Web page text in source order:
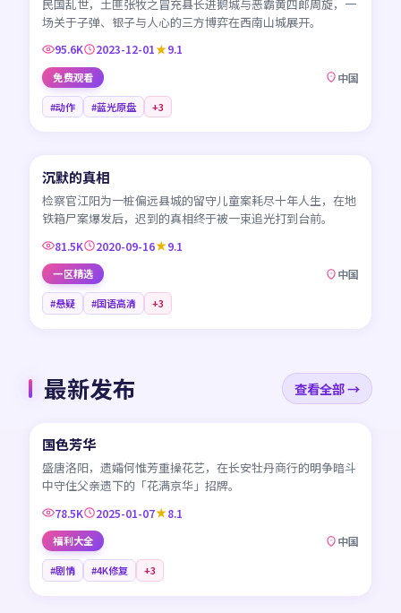
民国乱世，土匪张牧之冒充县长进鹅城与恶霸黄四郎周旋，一
场关于子弹、银子与人心的三方博弈在西南山城展开。
95.6K 2023-12-01 9.1
免费观看 中国
#动作 #蓝光原盘 +3
CN
沉默的真相
检察官江阳为一桩偏远县城的留守儿童案耗尽十年人生，在地
铁箱尸案爆发后，迟到的真相终于被一束追光打到台前。
81.5K 2020-09-16 9.1
一区精选 中国
#悬疑 #国语高清 +3
最新发布 查看全部 →
CN
45:24
国色芳华
盛唐洛阳，遗孀何惟芳重操花艺，在长安牡丹商行的明争暗斗
中守住父亲遗下的「花满京华」招牌。
78.5K 2025-01-07 8.1
福利大全 中国
#剧情 #4K修复 +3